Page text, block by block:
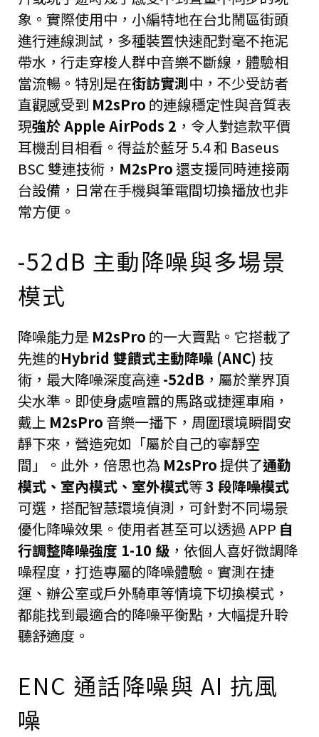
象。實際使用中，小編特地在台北鬧區街頭
進行連線測試，多種裝置快速配對毫不拖泥
帶水，行走穿梭人群中音樂不斷線，體驗相
當流暢。特別是在街訪實測中，不少受訪者
直觀感受到 M2sPro 的連線穩定性與音質表
現強於 Apple AirPods 2 ，令人對這款平價
耳機刮目相看。得益於藍牙 5.4 和 Baseus
BSC 雙連技術， M2sPro 還支援同時連接兩
台設備，日常在手機與筆電間切換播放也非
常方便。
-52dB 主動降噪與多場景
模式
降噪能力是 M2sPro 的一大賣點。它搭載了
先進的Hybrid 雙饋式主動降噪 (ANC)技
術，最大降噪深度高達 -52dB ，屬於業界頂
尖水準。即使身處喧囂的馬路或捷運車廂，
戴上 M2sPro 音樂一播下，周圍環境瞬間安
靜下來，營造宛如「屬於自己的寧靜空
間」。此外，倍思也為 M2sPro提供了通勤
模式、室內模式、室外模式等3 段降噪模式
可選，搭配智慧環境偵測，可針對不同場景
優化降噪效果。使用者甚至可以透過 APP 自
行調整降噪強度 1-10 級 ，依個人喜好微調降
噪程度，打造專屬的降噪體驗。實測在捷
運、辦公室或戶外騎車等情境下切換模式，
都能找到最適合的降噪平衡點，大幅提升聆
聽舒適度。
ENC 通話降噪與 AI 抗風
噪